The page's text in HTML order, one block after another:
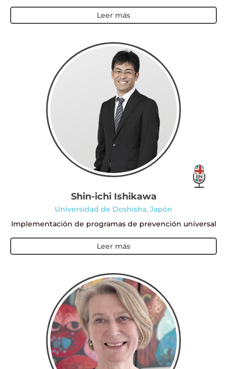
Leer más
Shin-ichi Ishikawa
Universidad de Doshisha. Japón
Implementación de programas de prevención universal
Leer más